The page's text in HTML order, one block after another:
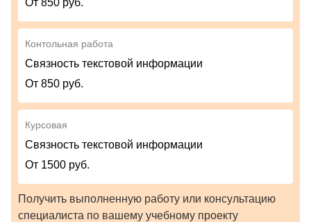
Контольная работа
Связность текстовой информации
От 850 руб.
Курсовая
Связность текстовой информации
От 1500 руб.
Получить выполненную работу или консультацию
специалиста по вашему учебному проекту